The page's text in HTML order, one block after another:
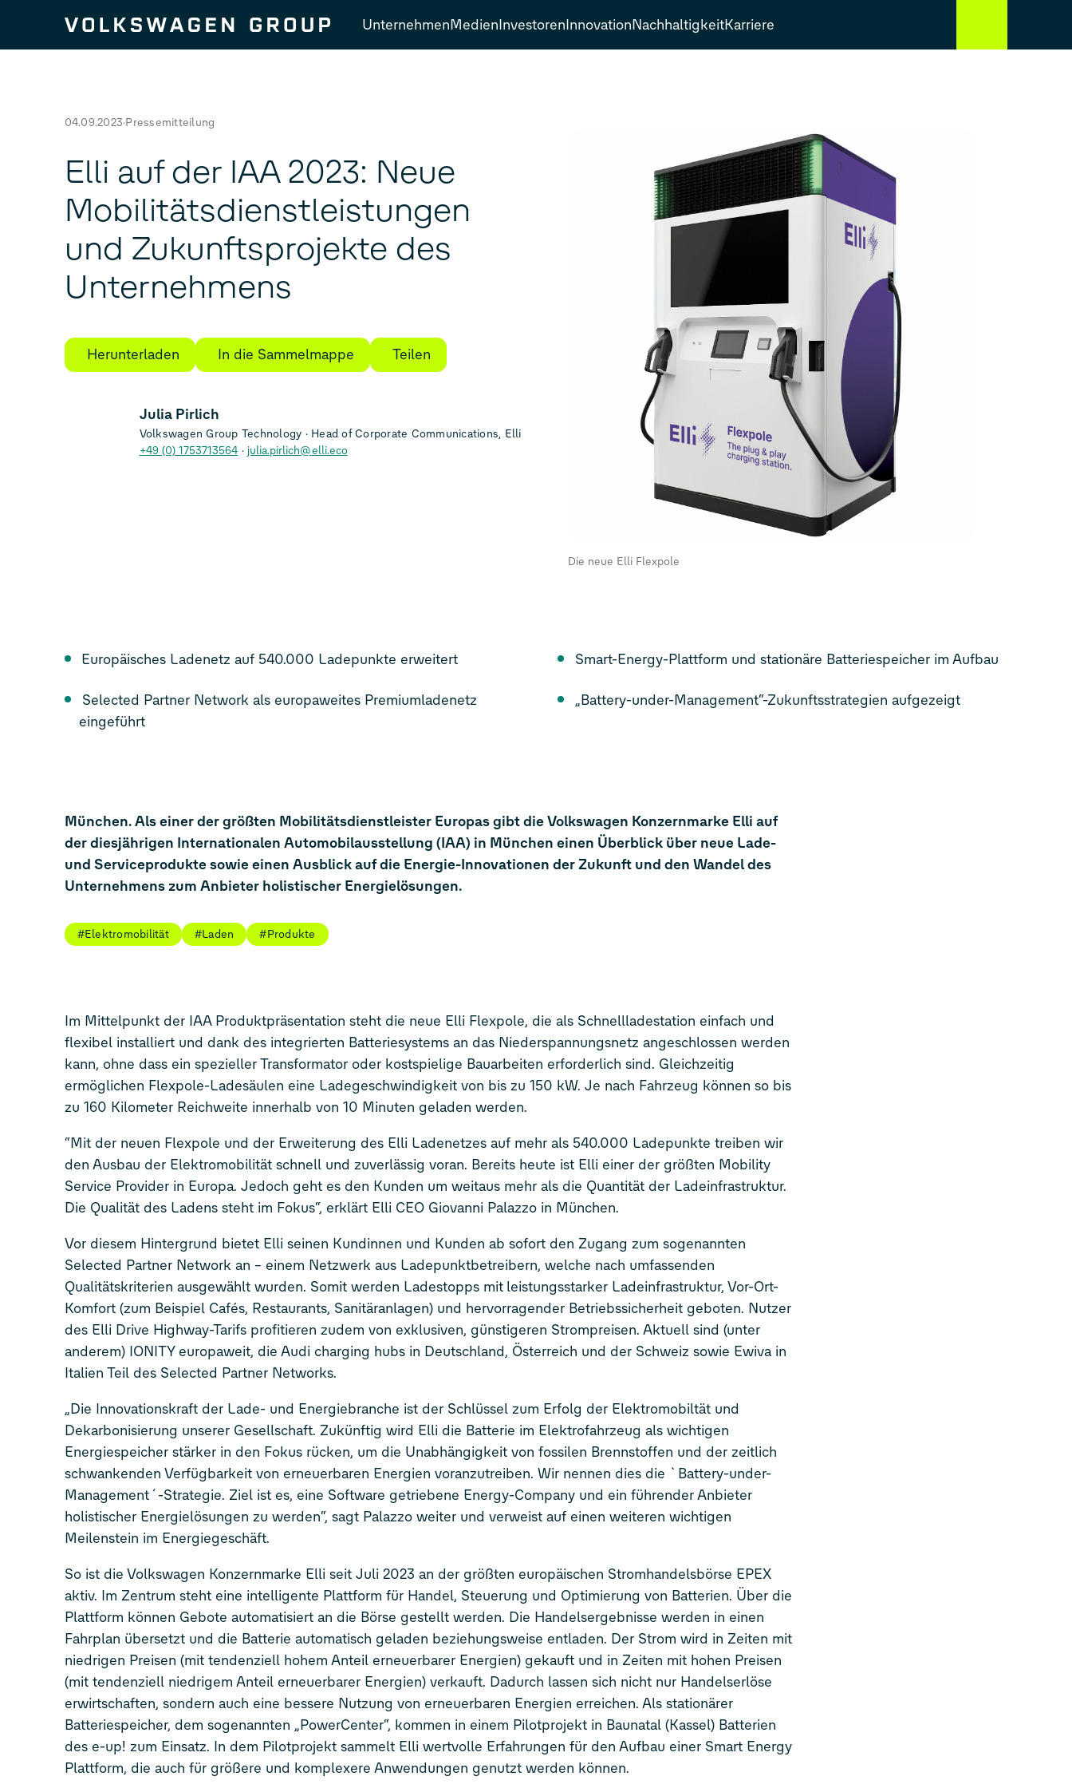
UnternehmenMedienInvestorenInnovationNachhaltigkeitKarriere
04.09.2023 Pressemitteilung
Elli auf der IAA 2023: Neue
Mobilitätsdienstleistungen
und Zukunftsprojekte des
Unternehmens
Herunterladen In die Sammelmappe Teilen
Julia Pirlich
Volkswagen Group Technology Head of Corporate Communications, Elli
+49 (0) 1753713564
julia.pirlich@elli.eco
Die neue Elli Flexpole
Europäisches Ladenetz auf 540.000 Ladepunkte erweitert
Selected Partner Network als europaweites Premiumladenetz
eingeführt
Smart-Energy-Plattform und stationäre Batteriespeicher im Aufbau
„Battery-under-Management“-Zukunftsstrategien aufgezeigt
München. Als einer der größten Mobilitätsdienstleister Europas gibt die Volkswagen Konzernmarke Elli auf
der diesjährigen Internationalen Automobilausstellung (IAA) in München einen Überblick über neue Lade-
und Serviceprodukte sowie einen Ausblick auf die Energie-Innovationen der Zukunft und den Wandel des
Unternehmens zum Anbieter holistischer Energielösungen.
#Elektromobilität #Laden #Produkte
Im Mittelpunkt der IAA Produktpräsentation steht die neue Elli Flexpole, die als Schnellladestation einfach und
flexibel installiert und dank des integrierten Batteriesystems an das Niederspannungsnetz angeschlossen werden
kann, ohne dass ein spezieller Transformator oder kostspielige Bauarbeiten erforderlich sind. Gleichzeitig
ermöglichen Flexpole-Ladesäulen eine Ladegeschwindigkeit von bis zu 150 kW. Je nach Fahrzeug können so bis
zu 160 Kilometer Reichweite innerhalb von 10 Minuten geladen werden.
“Mit der neuen Flexpole und der Erweiterung des Elli Ladenetzes auf mehr als 540.000 Ladepunkte treiben wir
den Ausbau der Elektromobilität schnell und zuverlässig voran. Bereits heute ist Elli einer der größten Mobility
Service Provider in Europa. Jedoch geht es den Kunden um weitaus mehr als die Quantität der Ladeinfrastruktur.
Die Qualität des Ladens steht im Fokus“, erklärt Elli CEO Giovanni Palazzo in München.
Vor diesem Hintergrund bietet Elli seinen Kundinnen und Kunden ab sofort den Zugang zum sogenannten
Selected Partner Network an – einem Netzwerk aus Ladepunktbetreibern, welche nach umfassenden
Qualitätskriterien ausgewählt wurden. Somit werden Ladestopps mit leistungsstarker Ladeinfrastruktur, Vor-Ort-
Komfort (zum Beispiel Cafés, Restaurants, Sanitäranlagen) und hervorragender Betriebssicherheit geboten. Nutzer
des Elli Drive Highway-Tarifs profitieren zudem von exklusiven, günstigeren Strompreisen. Aktuell sind (unter
anderem) IONITY europaweit, die Audi charging hubs in Deutschland, Österreich und der Schweiz sowie Ewiva in
Italien Teil des Selected Partner Networks.
„Die Innovationskraft der Lade- und Energiebranche ist der Schlüssel zum Erfolg der Elektromobiltät und
Dekarbonisierung unserer Gesellschaft. Zukünftig wird Elli die Batterie im Elektrofahrzeug als wichtigen
Energiespeicher stärker in den Fokus rücken, um die Unabhängigkeit von fossilen Brennstoffen und der zeitlich
schwankenden Verfügbarkeit von erneuerbaren Energien voranzutreiben. Wir nennen dies die `Battery-under-
Management´-Strategie. Ziel ist es, eine Software getriebene Energy-Company und ein führender Anbieter
holistischer Energielösungen zu werden“, sagt Palazzo weiter und verweist auf einen weiteren wichtigen
Meilenstein im Energiegeschäft.
So ist die Volkswagen Konzernmarke Elli seit Juli 2023 an der größten europäischen Stromhandelsbörse EPEX
aktiv. Im Zentrum steht eine intelligente Plattform für Handel, Steuerung und Optimierung von Batterien. Über die
Plattform können Gebote automatisiert an die Börse gestellt werden. Die Handelsergebnisse werden in einen
Fahrplan übersetzt und die Batterie automatisch geladen beziehungsweise entladen. Der Strom wird in Zeiten mit
niedrigen Preisen (mit tendenziell hohem Anteil erneuerbarer Energien) gekauft und in Zeiten mit hohen Preisen
(mit tendenziell niedrigem Anteil erneuerbarer Energien) verkauft. Dadurch lassen sich nicht nur Handelserlöse
erwirtschaften, sondern auch eine bessere Nutzung von erneuerbaren Energien erreichen. Als stationärer
Batteriespeicher, dem sogenannten „PowerCenter“, kommen in einem Pilotprojekt in Baunatal (Kassel) Batterien
des e-up! zum Einsatz. In dem Pilotprojekt sammelt Elli wertvolle Erfahrungen für den Aufbau einer Smart Energy
Plattform, die auch für größere und komplexere Anwendungen genutzt werden können.